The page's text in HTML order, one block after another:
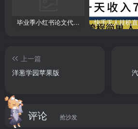
毕业季小红书论文代润色项目，本科1500，专科1200，高客单GPT4.0-20分钟一篇带实操
上一篇
洋葱学园苹果版
评论 抢沙发